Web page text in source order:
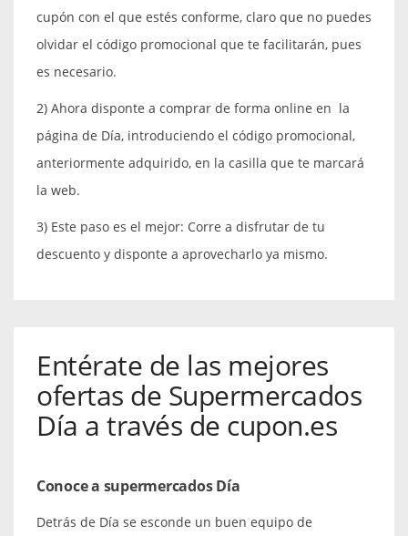
cupón con el que estés conforme, claro que no puedes
olvidar el código promocional que te facilitarán, pues
es necesario.
2) Ahora disponte a comprar de forma online en la
página de Día, introduciendo el código promocional,
anteriormente adquirido, en la casilla que te marcará
la web.
3) Este paso es el mejor: Corre a disfrutar de tu
descuento y disponte a aprovecharlo ya mismo.
Entérate de las mejores
ofertas de Supermercados
Día a través de cupon.es
Conoce a supermercados Día
Detrás de Día se esconde un buen equipo de